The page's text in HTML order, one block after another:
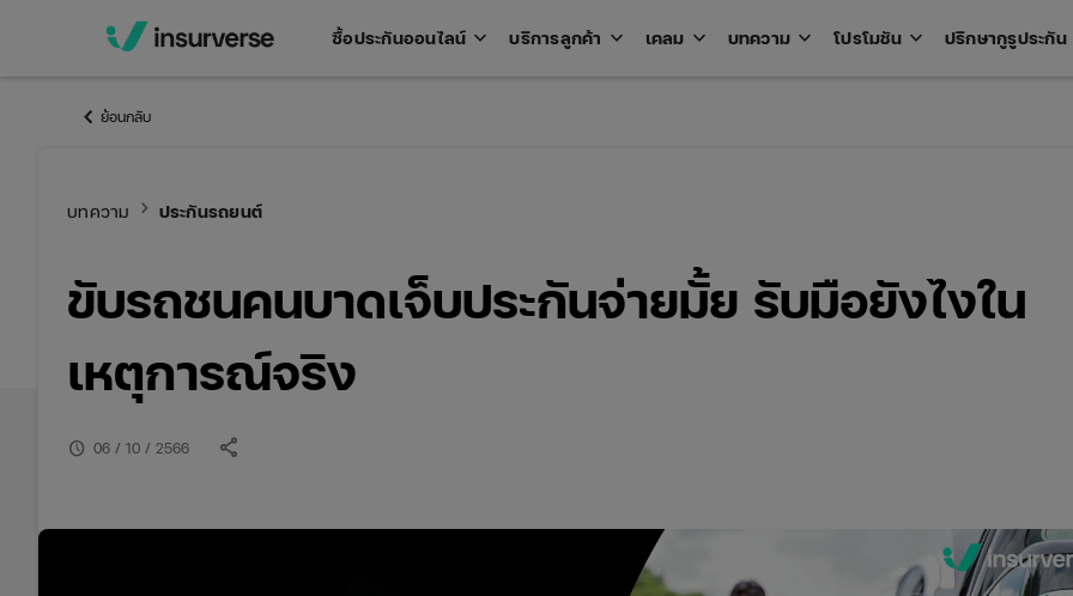
ซื้อประกันออนไลน์ keyboard_arrow_down Open
บริการลูกค้า keyboard_arrow_down Open
เคลม keyboard_arrow_down Open
บทความ keyboard_arrow_down Open
โปรโมชัน keyboard_arrow_down Open
ปรึกษากูรูประกัน
keyboard_arrow_left ย้อนกลับ
บทความ keyboard_arrow_right ประกันรถยนต์
ขับรถชนคนบาดเจ็บประกันจ่ายมั้ย รับมือยังไงใน
เหตุการณ์จริง
schedule 06 / 10 / 2566 share